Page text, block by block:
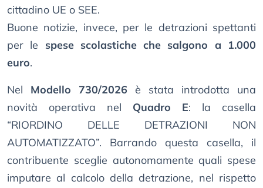
cittadino UE o SEE.
Buone notizie, invece, per le detrazioni spettanti
per le spese scolastiche che salgono a 1.000
euro.
Nel Modello 730/2026 è stata introdotta una
novità operativa nel Quadro E: la casella
“RIORDINO DELLE DETRAZIONI NON
AUTOMATIZZATO”. Barrando questa casella, il
contribuente sceglie autonomamente quali spese
imputare al calcolo della detrazione, nel rispetto